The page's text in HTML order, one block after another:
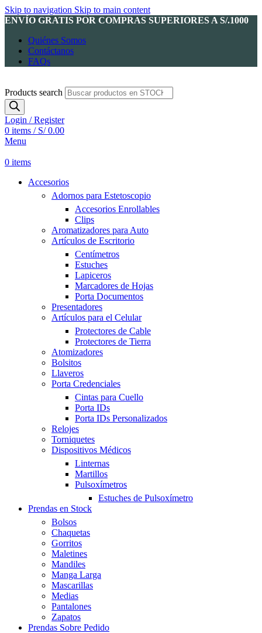
Skip to navigation Skip to main content
ENVÍO GRATIS POR COMPRAS SUPERIORES A S/.1000
Quiénes Somos
Contáctanos
FAQs
Products search
Login / Register
0 items / S/0.00
Menu
0 items
Accesorios
Adornos para Estetoscopio
Accesorios Enrollables
Clips
Aromatizadores para Auto
Artículos de Escritorio
Centímetros
Estuches
Lapiceros
Marcadores de Hojas
Porta Documentos
Presentadores
Artículos para el Celular
Protectores de Cable
Protectores de Tierra
Atomizadores
Bolsitos
Llaveros
Porta Credenciales
Cintas para Cuello
Porta IDs
Porta IDs Personalizados
Relojes
Torniquetes
Dispositivos Médicos
Linternas
Martillos
Pulsoxímetros
Estuches de Pulsoxímetro
Prendas en Stock
Bolsos
Chaquetas
Gorritos
Maletines
Mandiles
Manga Larga
Mascarillas
Medias
Pantalones
Zapatos
Prendas Sobre Pedido